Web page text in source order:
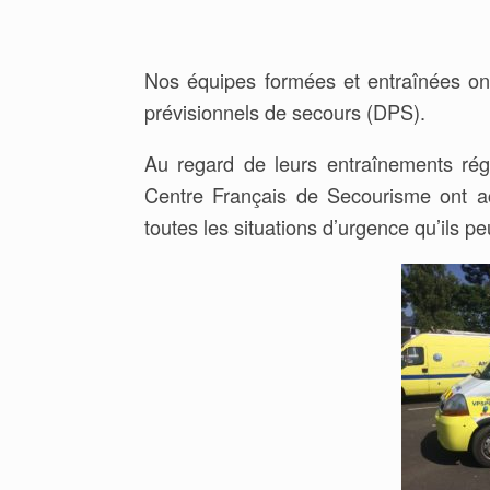
Nos équipes formées et entraînées
prévisionnels de secours (DPS).
Au regard de leurs entraînements
Centre Français de Secourisme ont
toutes les situations d’urgence qu’ils